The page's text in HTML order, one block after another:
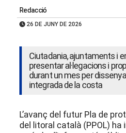
Redacció
26 DE JUNY DE 2026
Ciutadania, ajuntaments i
presentar al·legacions i
durant un mes per
integrada de la costa
L’avanç del futur Pla de
del litoral català (PPOL) ha